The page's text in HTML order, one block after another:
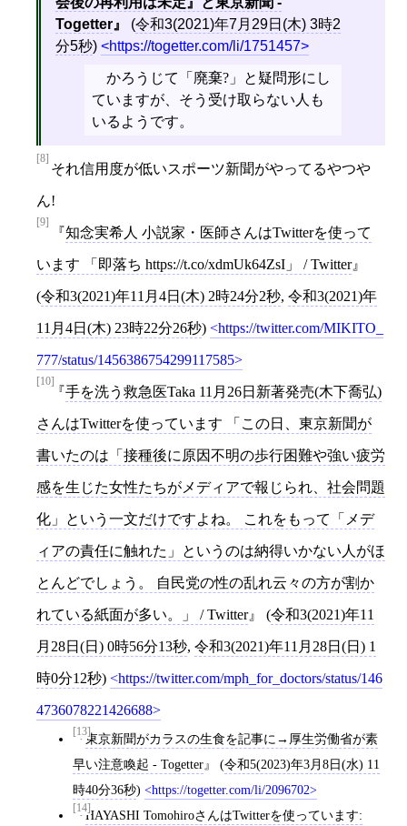
Togetter
(令和3(2021)年7月29日(木) 3時2
分5秒) https://togetter.com/li/1751457
かろうじて「廃棄?」と疑問形にし
ていますが、そう受け取らない人も
いるようです。
[8]
それ信用度が低いスポーツ新聞がやってるやつや
ん!
[9]
知念実希人 小説家・医師さんはTwitterを使って
います 「即落ち https://t.co/xdmUk64ZsI」 / Twitter
(令和3(2021)年11月4日(木) 2時24分2秒, 令和3(2021)年
11月4日(木) 23時22分26秒) https://twitter.com/MIKITO_
777/status/1456386754299117585
[10]
手を洗う救急医Taka 11月26日新著発売(木下喬弘)
さんはTwitterを使っています 「この日、東京新聞が
書いたのは「接種後に原因不明の歩行困難や強い疲労
感を生じた女性たちがメディアで報じられ、社会問題
化」という一文だけですよね。 これをもって「メデ
ィアの責任に触れた」というのは納得いかない人がほ
とんどでしょう。 自民党の性の乱れ云々の方が割か
れている紙面が多い。」 / Twitter (令和3(2021)年11
月28日(日) 0時56分13秒, 令和3(2021)年11月28日(日) 1
時0分12秒) https://twitter.com/mph_for_doctors/status/146
4736078221426688
[13]東京新聞がカラスの生食を記事に→厚生労働省が素
早い注意喚起 - Togetter
(令和5(2023)年3月8日(水) 11
時40分36秒) https://togetter.com/li/2096702
[14]HAYASHI TomohiroさんはTwitterを使っています: